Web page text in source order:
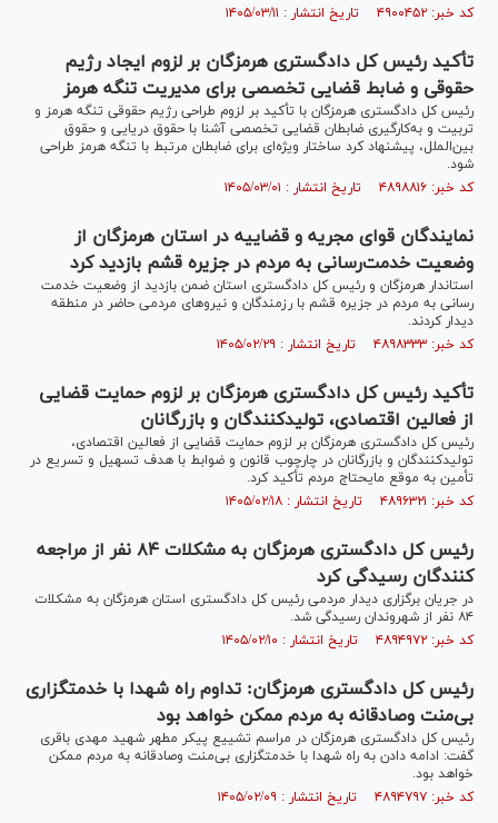
کد خبر: ۴۹۰۰۴۵۲ تاریخ انتشار : ۱۴۰۵/۰۳/۱۱
تأکید رئیس کل دادگستری هرمزگان بر لزوم ایجاد رژیم
حقوقی و ضابط قضایی تخصصی برای مدیریت تنگه هرمز
رئیس کل دادگستری هرمزگان با تأکید بر لزوم طراحی رژیم حقوقی تنگه هرمز و
تربیت و به‌کارگیری ضابطان قضایی تخصصی آشنا با حقوق دریایی و حقوق
بین‌الملل، پیشنهاد کرد ساختار ویژه‌ای برای ضابطان مرتبط با تنگه هرمز طراحی
شود.
کد خبر: ۴۸۹۸۸۱۶ تاریخ انتشار : ۱۴۰۵/۰۳/۰۱
نمایندگان قوای مجریه و قضاییه در استان هرمزگان از
وضعیت خدمت‌رسانی به مردم در جزیره قشم بازدید کرد
استاندار هرمزگان و رئیس کل دادگستری استان ضمن بازدید از وضعیت خدمت
رسانی به مردم در جزیره قشم با رزمندگان و نیرو‌های مردمی حاضر در منطقه
دیدار کردند.
کد خبر: ۴۸۹۸۳۳۳ تاریخ انتشار : ۱۴۰۵/۰۲/۲۹
تأکید رئیس کل دادگستری هرمزگان بر لزوم حمایت قضایی
از فعالین اقتصادی، تولیدکنندگان و بازرگانان
رئیس کل دادگستری هرمزگان بر لزوم حمایت قضایی از فعالین اقتصادی،
تولیدکنندگان و بازرگانان در چارچوب قانون و ضوابط با هدف تسهیل و تسریع در
تأمین به موقع مایحتاج مردم تأکید کرد.
کد خبر: ۴۸۹۶۳۲۱ تاریخ انتشار : ۱۴۰۵/۰۲/۱۸
رئیس کل دادگستری هرمزگان به مشکلات ۸۴ نفر از مراجعه
کنندگان رسیدگی کرد
در جریان برگزاری دیدار مردمی رئیس کل دادگستری استان هرمزگان به مشکلات
۸۴ نفر از شهروندان رسیدگی شد.
کد خبر: ۴۸۹۴۹۷۲ تاریخ انتشار : ۱۴۰۵/۰۲/۱۰
رئیس کل دادگستری هرمزگان: تداوم راه شهدا با خدمتگزاری
بی‌منت وصادقانه به مردم ممکن خواهد بود
رئیس کل دادگستری هرمزگان در مراسم تشییع پیکر مطهر شهید مهدی باقری
گفت: ادامه دادن به راه شهدا با خدمتگزاری بی‌منت وصادقانه به مردم ممکن
خواهد بود.
کد خبر: ۴۸۹۴۷۹۷ تاریخ انتشار : ۱۴۰۵/۰۲/۰۹